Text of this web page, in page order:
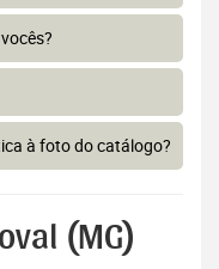
à foto do catálogo?
(MG)